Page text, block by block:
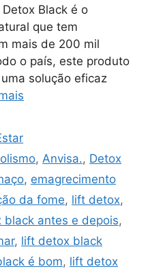
Black é o
que tem
mais de 200 mil
o país, este produto
solução eficaz
, Anvisa., Detox
, emagrecimento
da fome, lift detox,
black antes e depois,
, lift detox black
é bom, lift detox